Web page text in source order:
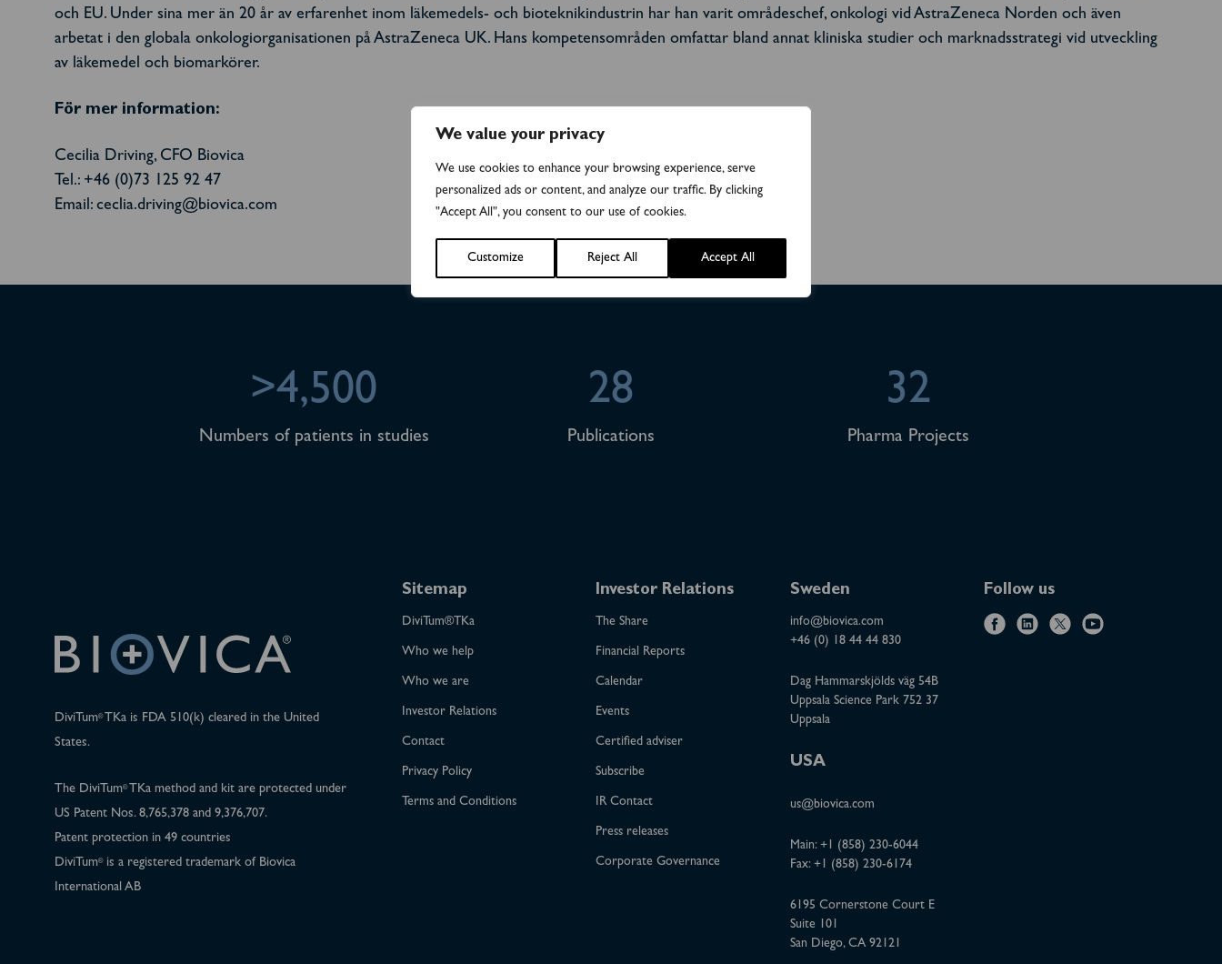
We value your privacy
We use cookies to enhance your browsing experience, serve
personalized ads or content, and analyze our traffic. By clicking
"Accept All", you consent to our use of cookies.
Customize Reject All Accept All
och EU. Under sina mer än 20 år av erfarenhet inom läkemedels- och bioteknikindustrin har han varit områdeschef, onkologi vid AstraZeneca Norden och även
arbetat i den globala onkologiorganisationen på AstraZeneca UK. Hans kompetensområden omfattar bland annat kliniska studier och marknadsstrategi vid utveckling
av läkemedel och biomarkörer.
För mer information:
Cecilia Driving, CFO Biovica
Tel.: +46 (0)73 125 92 47
Email: ceclia.driving@biovica.com
>4,500
Numbers of patients in studies
28
Publications
32
Pharma Projects
DiviTum®TKa is FDA 510(k) cleared in the United
States.
The DiviTum®TKa method and kit are protected under
US Patent Nos. 8,765,378 and 9,376,707.
Patent protection in 49 countries
DiviTum®is a registered trademark of Biovica
International AB
Sitemap
DiviTum®TKa
Who we help
Who we are
Investor Relations
Contact
Privacy Policy
Terms and Conditions
Investor Relations
The Share
Financial Reports
Calendar
Events
Certified adviser
Subscribe
IR Contact
Press releases
Corporate Governance
Sweden
info@biovica.com
+46 (0) 18 44 44 830
Dag Hammarskjölds väg 54B
Uppsala Science Park 752 37
Uppsala
USA
us@biovica.com
Main: +1 (858) 230-6044
Fax: +1 (858) 230-6174
6195 Cornerstone Court E
Suite 101
San Diego, CA 92121
Follow us
f
l
x
y